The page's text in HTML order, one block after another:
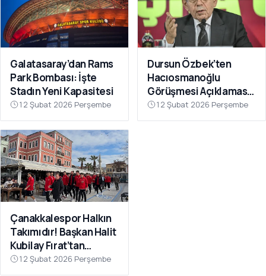
Galatasaray’dan Rams
Park Bombası: İşte
Stadın Yeni Kapasitesi
12 Şubat 2026 Perşembe
Dursun Özbek’ten
Hacıosmanoğlu
Görüşmesi Açıklaması:
“Galatasaray’ı Bu Tür
İddialarla
12 Şubat 2026 Perşembe
Çanakkalespor Halkın
Takımıdır! Başkan Halit
Kubilay Fırat’tan
Anlamlı Buluşma
12 Şubat 2026 Perşembe